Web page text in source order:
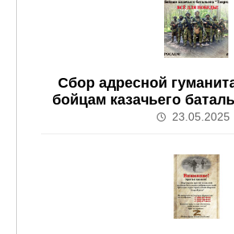
Сбор адресной
бойцам казачьего
23.05.2025